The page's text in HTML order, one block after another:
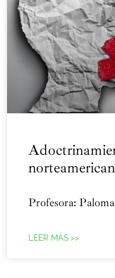
Profesora:
LEER MÁS >>